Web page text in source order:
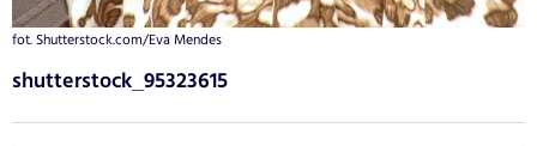
fot. Shutterstock.com/Eva Mendes
shutterstock_95323615